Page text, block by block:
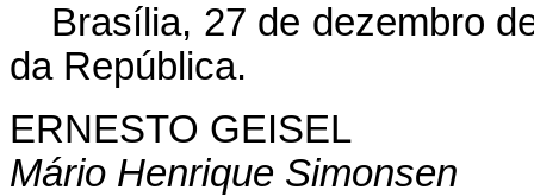
Brasília, 27 de dezembro
da República.
ERNESTO GEISEL
Mário Henrique Simonsen